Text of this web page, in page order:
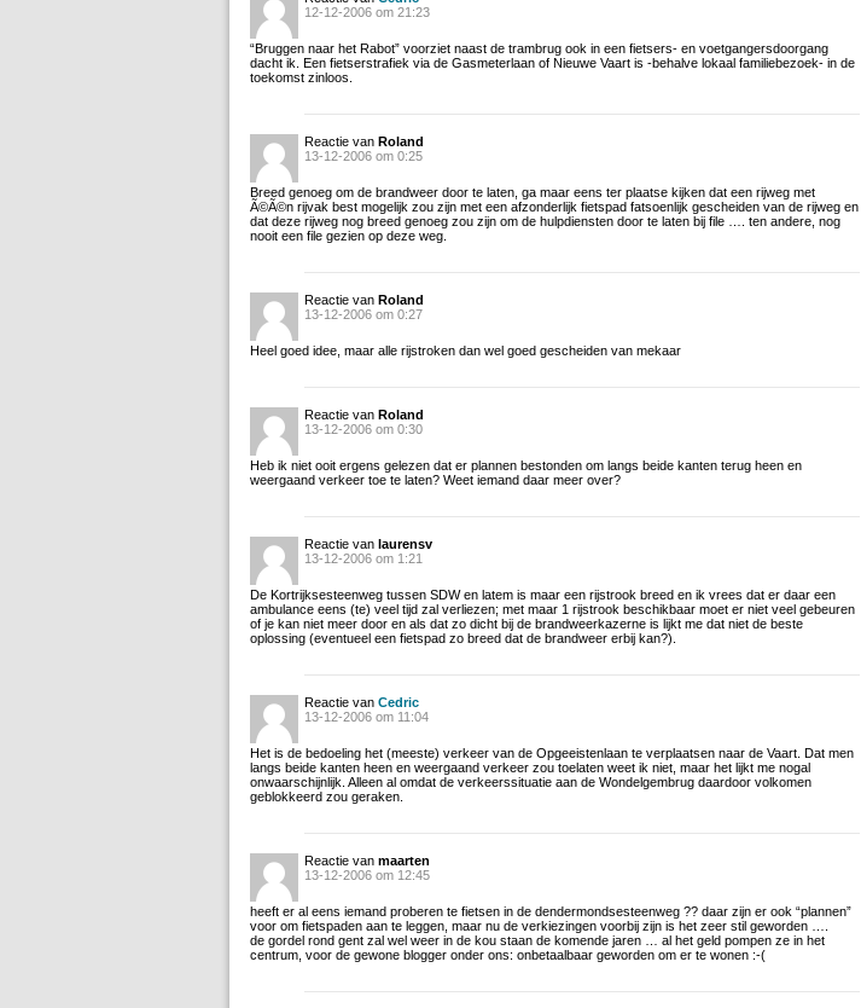
12-12-2006 om 21:23
“Bruggen naar het Rabot” voorziet naast de trambrug ook in een fietsers- en voetgangersdoorgang
dacht ik. Een fietserstrafiek via de Gasmeterlaan of Nieuwe Vaart is -behalve lokaal familiebezoek- in de
toekomst zinloos.
Reactie van Roland
13-12-2006 om 0:25
Breed genoeg om de brandweer door te laten, ga maar eens ter plaatse kijken dat een rijweg met
Ã©Ã©n rijvak best mogelijk zou zijn met een afzonderlijk fietspad fatsoenlijk gescheiden van de rijweg en
dat deze rijweg nog breed genoeg zou zijn om de hulpdiensten door te laten bij file …. ten andere, nog
nooit een file gezien op deze weg.
Reactie van Roland
13-12-2006 om 0:27
Heel goed idee, maar alle rijstroken dan wel goed gescheiden van mekaar
Reactie van Roland
13-12-2006 om 0:30
Heb ik niet ooit ergens gelezen dat er plannen bestonden om langs beide kanten terug heen en
weergaand verkeer toe te laten? Weet iemand daar meer over?
Reactie van laurensv
13-12-2006 om 1:21
De Kortrijksesteenweg tussen SDW en latem is maar een rijstrook breed en ik vrees dat er daar een
ambulance eens (te) veel tijd zal verliezen; met maar 1 rijstrook beschikbaar moet er niet veel gebeuren
of je kan niet meer door en als dat zo dicht bij de brandweerkazerne is lijkt me dat niet de beste
oplossing (eventueel een fietspad zo breed dat de brandweer erbij kan?).
Reactie van Cedric
13-12-2006 om 11:04
Het is de bedoeling het (meeste) verkeer van de Opgeeistenlaan te verplaatsen naar de Vaart. Dat men
langs beide kanten heen en weergaand verkeer zou toelaten weet ik niet, maar het lijkt me nogal
onwaarschijnlijk. Alleen al omdat de verkeerssituatie aan de Wondelgembrug daardoor volkomen
geblokkeerd zou geraken.
Reactie van maarten
13-12-2006 om 12:45
heeft er al eens iemand proberen te fietsen in de dendermondsesteenweg ?? daar zijn er ook “plannen”
voor om fietspaden aan te leggen, maar nu de verkiezingen voorbij zijn is het zeer stil geworden ….
de gordel rond gent zal wel weer in de kou staan de komende jaren … al het geld pompen ze in het
centrum, voor de gewone blogger onder ons: onbetaalbaar geworden om er te wonen :-(